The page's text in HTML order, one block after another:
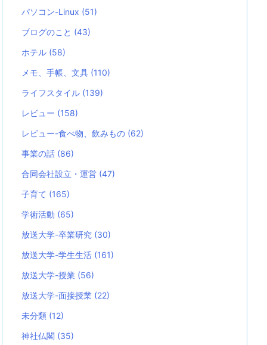
パソコン-Linux (51)
ブログのこと (43)
ホテル (58)
メモ、手帳、文具 (110)
ライフスタイル (139)
レビュー (158)
レビュー-食べ物、飲みもの (62)
事業の話 (86)
合同会社設立・運営 (47)
子育て (165)
学術活動 (65)
放送大学-卒業研究 (30)
放送大学-学生生活 (161)
放送大学-授業 (56)
放送大学-面接授業 (22)
未分類 (12)
神社仏閣 (35)